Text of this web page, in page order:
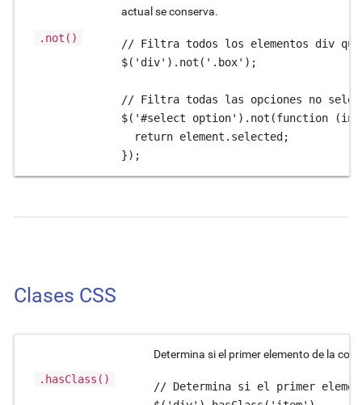
.not()
actual se conserva.
// Filtra todos los elementos div
$('div').not('.box');
// Filtra todas las opciones no
$('#select option').not(function
  return element.selected;
});
Clases CSS
.hasClass()
Determina si el primer elemento de la
// Determina si el primer